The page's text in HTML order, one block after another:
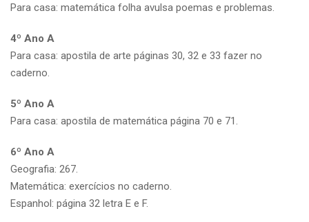
Para casa: matemática folha avulsa poemas e problemas.
4º Ano A
Para casa: apostila de arte páginas 30, 32 e 33 fazer no
caderno.
5º Ano A
Para casa: apostila de matemática página 70 e 71.
6º Ano A
Geografia: 267.
Matemática: exercícios no caderno.
Espanhol: página 32 letra E e F.